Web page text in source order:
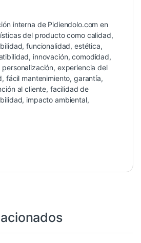
interna de Pidiendolo.com en
del producto como calidad,
funcionalidad, estética,
innovación, comodidad,
experiencia del
fácil mantenimiento, garantía,
al cliente, facilidad de
impacto ambiental,